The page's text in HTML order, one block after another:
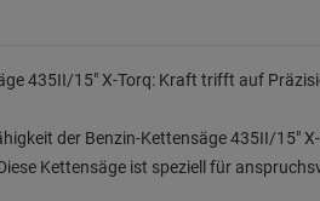
435II/15" X-Torq: Kraft trifft auf
der Benzin-Kettensäge 435II/15"
Kettensäge ist speziell für